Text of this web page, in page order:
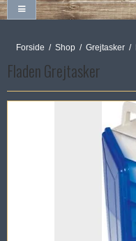
Forside / Shop / Grejtasker /
Fladen Grejtasker